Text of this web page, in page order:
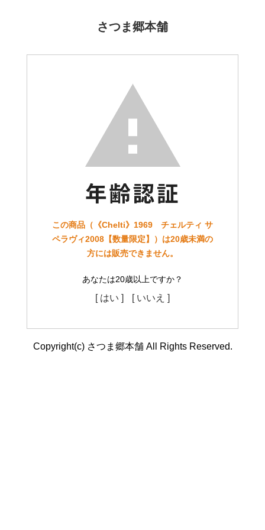
さつま郷本舗
この商品（《Chelti》1969 チェルティ サ
ペラヴィ2008【数量限定】）は20歳未満の
方には販売できません。
あなたは20歳以上ですか？
[ はい ] [ いいえ ]
Copyright(c) さつま郷本舗 All Rights Reserved.